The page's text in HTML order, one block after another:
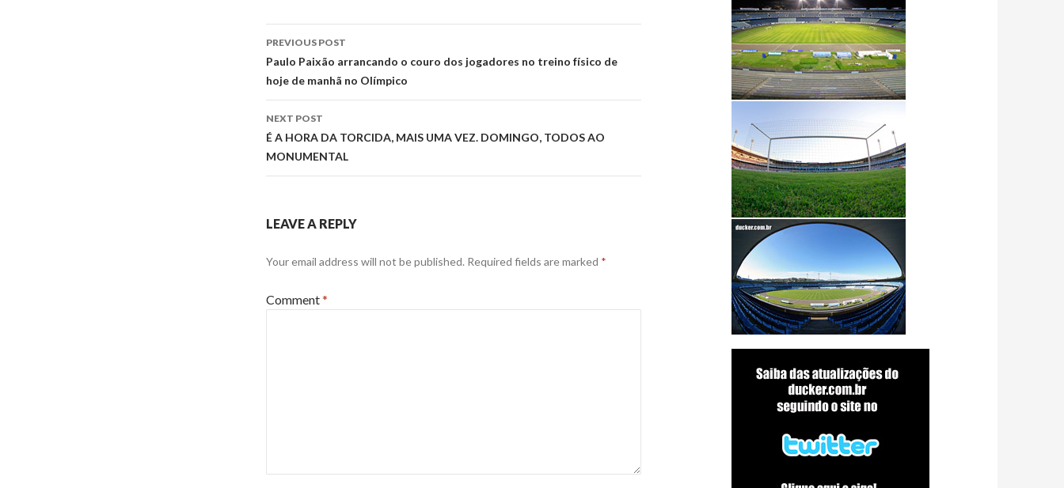
Post
navigation
PREVIOUS POST
Paulo Paixão arrancando o couro dos jogadores no treino físico de
hoje de manhã no Olímpico
NEXT POST
É A HORA DA TORCIDA, MAIS UMA VEZ. DOMINGO, TODOS AO
MONUMENTAL
LEAVE A REPLY
Your email address will not be published. Required fields are marked *
Comment*